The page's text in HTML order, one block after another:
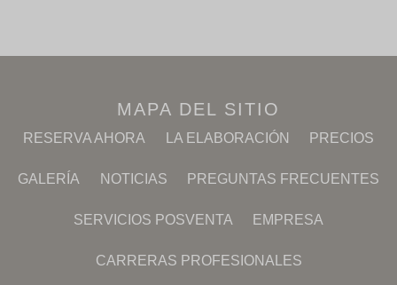
MAPA DEL SITIO
RESERVA AHORA LA ELABORACIÓN PRECIOS
GALERÍA NOTICIAS PREGUNTAS FRECUENTES
SERVICIOS POSVENTA EMPRESA
CARRERAS PROFESIONALES